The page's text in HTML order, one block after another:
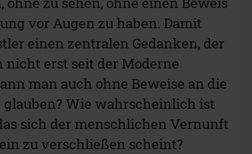
vor Augen zu haben. Damit
einen zentralen Gedanken, der
nicht erst seit der Moderne
man auch ohne Beweise an die
Wie wahrscheinlich ist
sich der menschlichen Vernunft
zu verschließen scheint?